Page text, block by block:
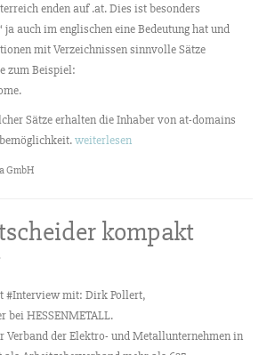
enden auf .at. Dies ist besonders
auch im englischen eine Bedeutung hat und
mit Verzeichnissen sinnvolle Sätze
zum Beispiel:
Sätze erhalten die Inhaber von at-domains
weiterlesen
GmbH
kompakt
#Interview mit: Dirk Pollert,
bei HESSENMETALL.
Verband der Elektro- und Metallunternehmen in